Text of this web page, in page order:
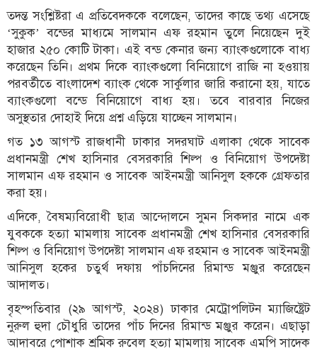
তদন্ত সংশ্লিষ্টরা এ প্রতিবেদককে বলেছেন, তাদের কাছে তথ্য এসেছে
‘সুকুক’ বন্ডের মাধ্যমে সালমান এফ রহমান তুলে নিয়েছেন দুই
হাজার ২৫০ কোটি টাকা। এই বন্ড কেনার জন্য ব্যাংকগুলোকে বাধ্য
করেছেন তিনি। প্রথম দিকে ব্যাংকগুলো বিনিয়োগে রাজি না হওয়ায়
পরবর্তীতে বাংলাদেশ ব্যাংক থেকে সার্কুলার জারি করানো হয়, যাতে
ব্যাংকগুলো বন্ডে বিনিয়োগে বাধ্য হয়। তবে বারবার নিজের
অসুস্থতার দোহাই দিয়ে প্রশ্ন এড়িয়ে যাচ্ছেন সালমান।
গত ১৩ আগস্ট রাজধানী ঢাকার সদরঘাট এলাকা থেকে সাবেক
প্রধানমন্ত্রী শেখ হাসিনার বেসরকারি শিল্প ও বিনিয়োগ উপদেষ্টা
সালমান এফ রহমান ও সাবেক আইনমন্ত্রী আনিসুল হককে গ্রেফতার
করা হয়।
এদিকে, বৈষম্যবিরোধী ছাত্র আন্দোলনে সুমন সিকদার নামে এক
যুবককে হত্যা মামলায় সাবেক প্রধানমন্ত্রী শেখ হাসিনার বেসরকারি
শিল্প ও বিনিয়োগ উপদেষ্টা সালমান এফ রহমান ও সাবেক আইনমন্ত্রী
আনিসুল হকের চতুর্থ দফায় পাঁচদিনের রিমান্ড মঞ্জুর করেছেন
আদালত।
বৃহস্পতিবার (২৯ আগস্ট, ২০২৪) ঢাকার মেট্রোপলিটন ম্যাজিষ্ট্রেট
নুরুল হুদা চৌধুরি তাদের পাঁচ দিনের রিমান্ড মঞ্জুর করেন। এছাড়া
আদাবরে পোশাক শ্রমিক রুবেল হত্যা মামলায় সাবেক এমপি সাদেক